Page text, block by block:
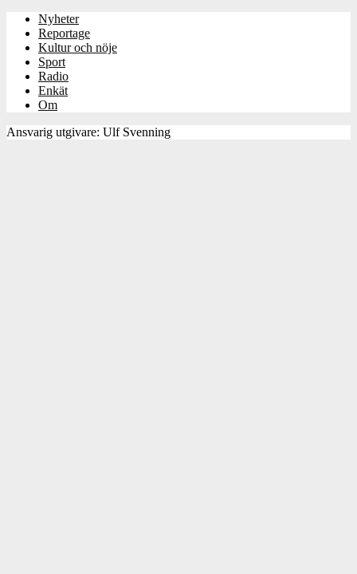
Nyheter
Reportage
Kultur och nöje
Sport
Radio
Enkät
Om
Ansvarig utgivare: Ulf Svenning